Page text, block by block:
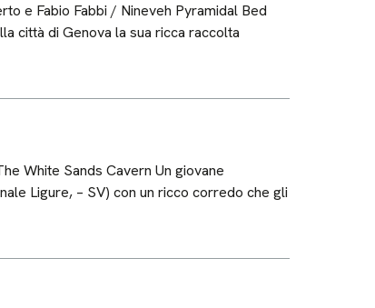
e Fabio Fabbi / Nineveh Pyramidal Bed
città di Genova la sua ricca raccolta
White Sands Cavern Un giovane
Ligure, – SV) con un ricco corredo che gli